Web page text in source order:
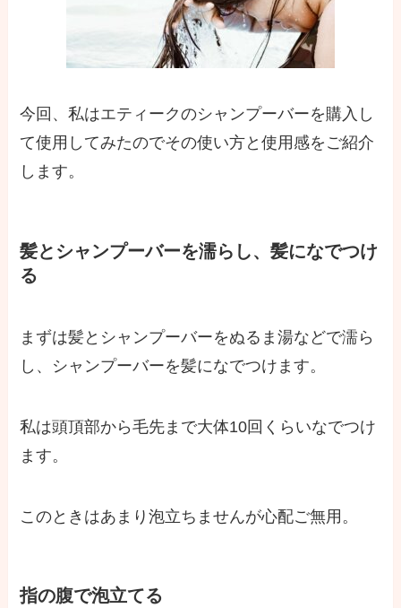
今回、私はエティークのシャンプーバーを購入し
て使用してみたのでその使い方と使用感をご紹介
します。
髪とシャンプーバーを濡らし、髪になでつけ
る
まずは髪とシャンプーバーをぬるま湯などで濡ら
し、シャンプーバーを髪になでつけます。
私は頭頂部から毛先まで大体10回くらいなでつけ
ます。
このときはあまり泡立ちませんが心配ご無用。
指の腹で泡立てる